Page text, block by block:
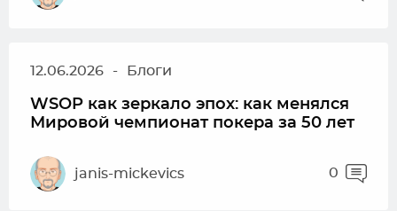
12.06.2026 - Блоги
WSOP как зеркало эпох: как менялся
Мировой чемпионат покера за 50 лет
janis-mickevics 0